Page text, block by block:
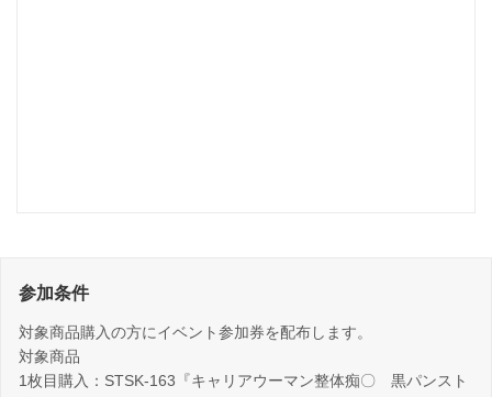
参加条件
対象商品購入の方にイベント参加券を配布します。
対象商品
1枚目購入：STSK-163『キャリアウーマン整体痴〇 黒パンスト